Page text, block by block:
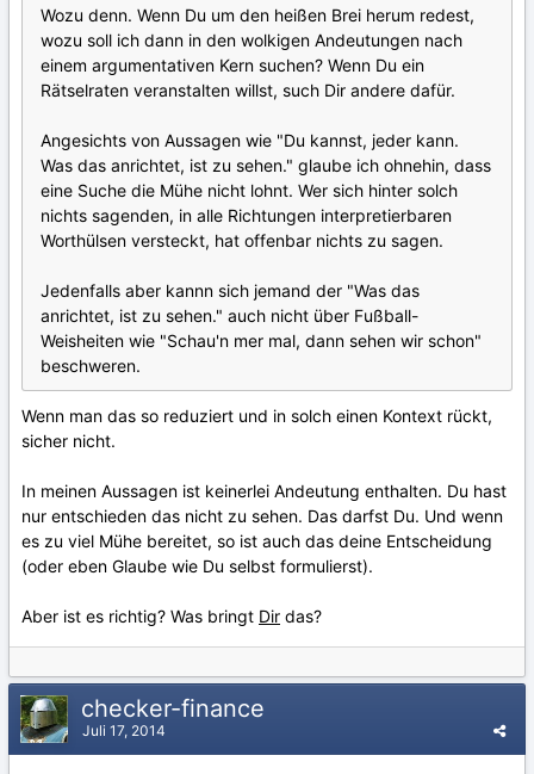
Wozu denn. Wenn Du um den heißen Brei herum redest,
wozu soll ich dann in den wolkigen Andeutungen nach
einem argumentativen Kern suchen? Wenn Du ein
Rätselraten veranstalten willst, such Dir andere dafür.
Angesichts von Aussagen wie "Du kannst, jeder kann.
Was das anrichtet, ist zu sehen." glaube ich ohnehin, dass
eine Suche die Mühe nicht lohnt. Wer sich hinter solch
nichts sagenden, in alle Richtungen interpretierbaren
Worthülsen versteckt, hat offenbar nichts zu sagen.
Jedenfalls aber kannn sich jemand der "Was das
anrichtet, ist zu sehen." auch nicht über Fußball-
Weisheiten wie "Schau'n mer mal, dann sehen wir schon"
beschweren.
Wenn man das so reduziert und in solch einen Kontext rückt,
sicher nicht.
In meinen Aussagen ist keinerlei Andeutung enthalten. Du hast
nur entschieden das nicht zu sehen. Das darfst Du. Und wenn
es zu viel Mühe bereitet, so ist auch das deine Entscheidung
(oder eben Glaube wie Du selbst formulierst).
Aber ist es richtig? Was bringt Dir das?
checker-finance
Juli 17, 2014